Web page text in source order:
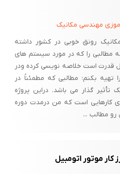
باید معلوم شود که سمت شماره دار
کدام طرف موتور قرار گرفته است . (
و بوشها گجن پین مختل خواهد
معمولاً روی پیستون ها شماره های 1 و 2و 3 و …… و همچنین فلش ،
های دیگری که جهت قرار گرفتن پیستون را
حک شده است .
ها نیز باید پیاده گردد ) . سپس شافت
معمولاً حرکت خود را از میل سوپاپ
مهندسی مکانیک
رونق خوبی در کشور داشته
مطالبی را که در مورد سیستم های
قدرت است خلاصه نویسی کرده ودر
بکنم؛ مطالبی که مطمئناً در
گذار می باشد. دراین پروژه
کارهایی است که من درمدت دوره
رو مطالب ...
کار موتور اتومبیل